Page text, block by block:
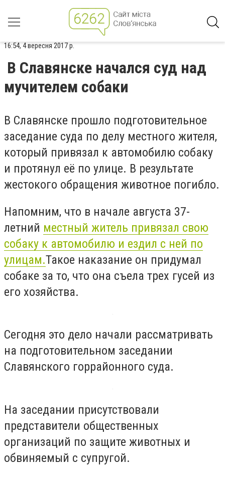
16:54, 4 вересня 2017 р.
В Славянске начался суд над
мучителем собаки
В Славянске прошло подготовительное
заседание суда по делу местного жителя,
который привязал к автомобилю собаку
и протянул её по улице. В результате
жестокого обращения животное погибло.
Напомним, что в начале августа 37-
летний местный житель привязал свою
собаку к автомобилю и ездил с ней по
улицам.Такое наказание он придумал
собаке за то, что она съела трех гусей из
его хозяйства.
Сегодня это дело начали рассматривать
на подготовительном заседании
Славянского горрайонного суда.
На заседании присутствовали
представители общественных
организаций по защите животных и
обвиняемый с супругой.